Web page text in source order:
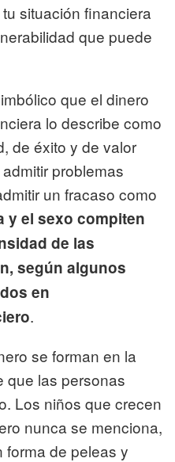
situación financiera
que puede
que el dinero
lo describe como
de éxito y de valor
problemas
un fracaso como
y el sexo compiten
de las
según algunos
en
.
se forman en la
que las personas
Los niños que crecen
nunca se menciona,
de peleas y